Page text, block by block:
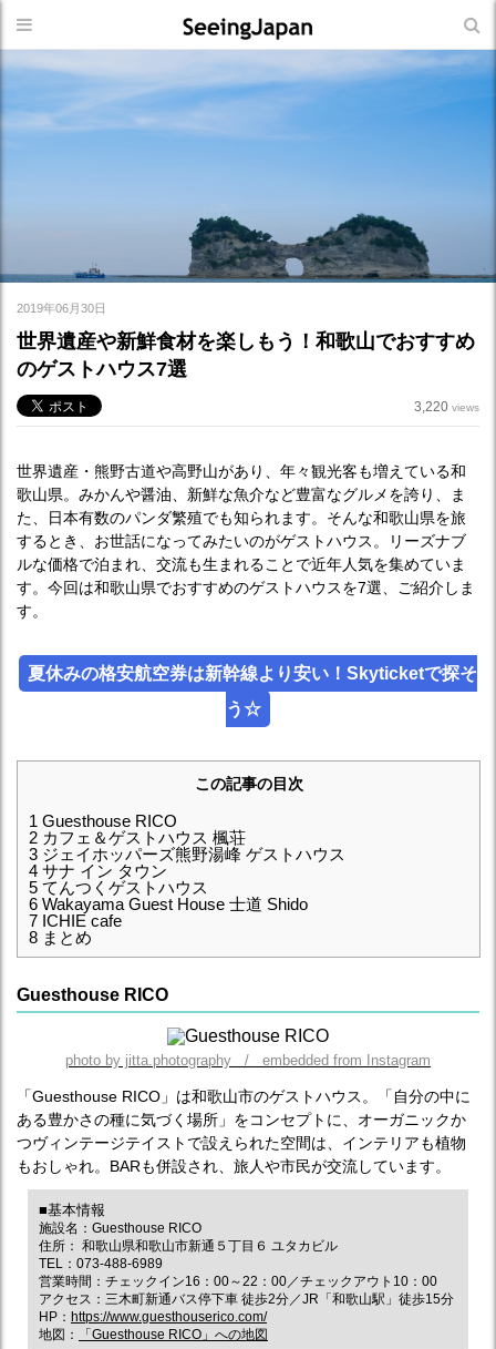
2019年06月30日
世界遺産や新鮮食材を楽しもう！和歌山でおすすめ
のゲストハウス7選
3,220 views
世界遺産・熊野古道や高野山があり、年々観光客も増えている和
歌山県。みかんや醤油、新鮮な魚介など豊富なグルメを誇り、ま
た、日本有数のパンダ繁殖でも知られます。そんな和歌山県を旅
するとき、お世話になってみたいのがゲストハウス。リーズナブ
ルな価格で泊まれ、交流も生まれることで近年人気を集めていま
す。今回は和歌山県でおすすめのゲストハウスを7選、ご紹介しま
す。
夏休みの格安航空券は新幹線より安い！Skyticketで探そ
う☆
この記事の目次
1 Guesthouse RICO
2 カフェ＆ゲストハウス 楓荘
3 ジェイホッパーズ熊野湯峰 ゲストハウス
4 サナ イン タウン
5 てんつくゲストハウス
6 Wakayama Guest House 士道 Shido
7 ICHIE cafe
8 まとめ
Guesthouse RICO
photo by jitta.photography / embedded from Instagram
「Guesthouse RICO」は和歌山市のゲストハウス。「自分の中に
ある豊かさの種に気づく場所」をコンセプトに、オーガニックか
つヴィンテージテイストで設えられた空間は、インテリアも植物
もおしゃれ。BARも併設され、旅人や市民が交流しています。
■基本情報
施設名：Guesthouse RICO
住所： 和歌山県和歌山市新通５丁目６ ユタカビル
TEL：073-488-6989
営業時間：チェックイン16：00～22：00／チェックアウト10：00
アクセス：三木町新通バス停下車 徒歩2分／JR「和歌山駅」徒歩15分
HP： https://www.guesthouserico.com/
地図：
「Guesthouse RICO」への地図